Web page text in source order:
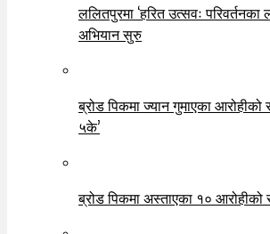
ललितपुरमा ‘हरित उत्सवः परिवर्तनका
अभियान सुरु
ब्रोड पिकमा ज्यान गुमाएका आरोहीको
५के’
ब्रोड पिकमा अस्ताएका १० आरोहीको